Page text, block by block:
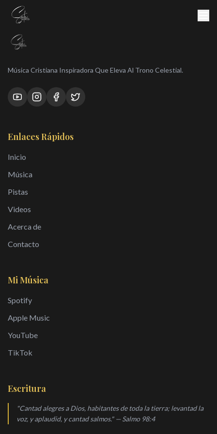
Música Cristiana Inspiradora Que Eleva Al Trono Celestial.
Enlaces Rápidos
Inicio
Música
Pistas
Videos
Acerca de
Contacto
Mi Música
Spotify
Apple Music
YouTube
TikTok
Escritura
"Cantad alegres a Dios, habitantes de toda la tierra; levantad la
voz, y aplaudid, y cantad salmos." — Salmo 98:4